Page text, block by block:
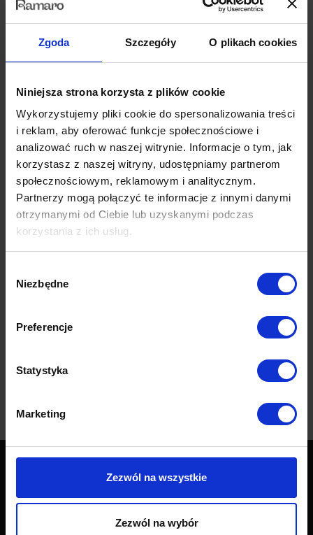
Zgoda Szczegóły O plikach cookies
Niniejsza strona korzysta z plików cookie
Wykorzystujemy pliki cookie do spersonalizowania treści
i reklam, aby oferować funkcje społecznościowe i
analizować ruch w naszej witrynie. Informacje o tym, jak
korzystasz z naszej witryny, udostępniamy partnerom
społecznościowym, reklamowym i analitycznym.
Partnerzy mogą połączyć te informacje z innymi danymi
otrzymanymi od Ciebie lub uzyskanymi podczas
korzystania z ich usług.
zgody
Niezbędne
Preferencje
Statystyka
Marketing
Zezwól na wszystkie
Zezwól na wybór
RELATED
DOROTA GIZA
Na co dzień zajmuję się obsługą klientów w sklepie internetowym i stacjonarnie, w
Produkty